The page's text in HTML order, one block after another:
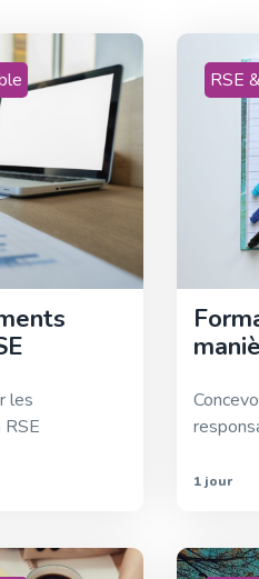
les
RSE
1 jour